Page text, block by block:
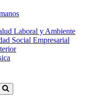
Laboral y Ambiente
Social Empresarial